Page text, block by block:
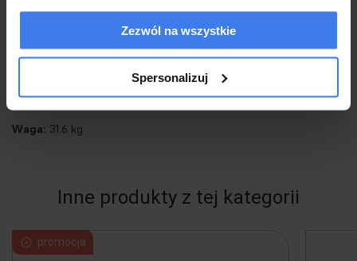
Zezwól na wszystkie
Spersonalizuj
stół rozkładany, wymiary: 80÷160/80/76 cm, materiał: blat - płyta
laminowana, na obrzeżach ABS, nogi – MDF laminowany, kolor:
biały
Waga: 31.6 kg
Inne produkty z tej kategorii
promocja